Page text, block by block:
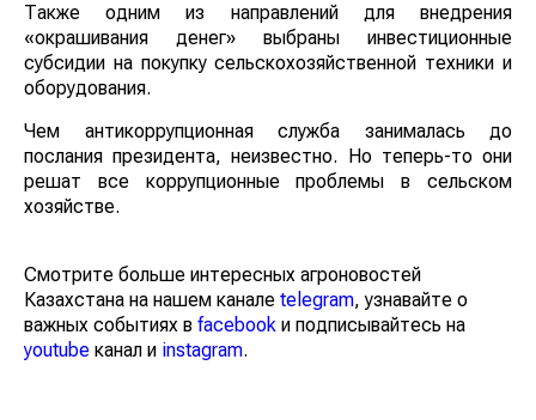
Также одним из направлений для внедрения
«окрашивания денег» выбраны инвестиционные
субсидии на покупку сельскохозяйственной техники и
оборудования.
Чем антикоррупционная служба занималась до
послания президента, неизвестно. Но теперь-то они
решат все коррупционные проблемы в сельском
хозяйстве.
Смотрите больше интересных агроновостей
Казахстана на нашем каналеtelegram , узнавайте о
важных событиях вfacebook и подписывайтесь на
youtube канал иinstagram